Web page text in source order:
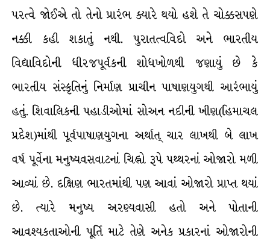
પરત્વે જોઈએ તો તેનો પ્રારંભ ક્યારે થયો હશે તે ચોક્કસપણે
નક્કી કહી શકાતું નથી. પુરાતત્વવિદો અને ભારતીય
વિદ્યાવિદોની ધીરજપૂર્વકની શોધખોળથી જણાયું છે કે
ભારતીય સંસ્કૃતિનું નિર્માણ પ્રાચીન પાષાણયુગથી આરંભાયું
હતું. શિવાલિકની પહાડીઓમાં સોઅન નદીની ખીણ(હિમાચલ
પ્રદેશ)માંથી પૂર્વપાષાણયુગના અર્થાત્ ચાર લાખથી બે લાખ
વર્ષ પૂર્વેના મનુષ્યવસવાટનાં ચિહ્નો રૂપે પથ્થરનાં ઓજારો મળી
આવ્યાં છે. દક્ષિણ ભારતમાંથી પણ આવાં ઓજારો પ્રાપ્ત થયાં
છે. ત્યારે મનુષ્ય અરણ્યવાસી હતો અને પોતાની
આવશ્યકતાઓની પૂર્તિ માટે તેણે અનેક પ્રકારનાં ઓજારોની